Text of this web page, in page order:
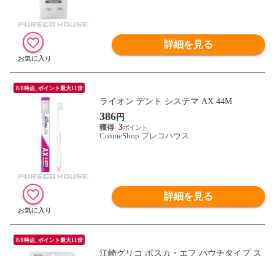
詳細を見る
8/8時点_ポイント最大11倍
ライオン デント システマ AX 44M
386円
3
CosmeShop プレコハウス
詳細を見る
8/8時点_ポイント最大11倍
江崎グリコ ポスカ・エフ パウチタイプ ス